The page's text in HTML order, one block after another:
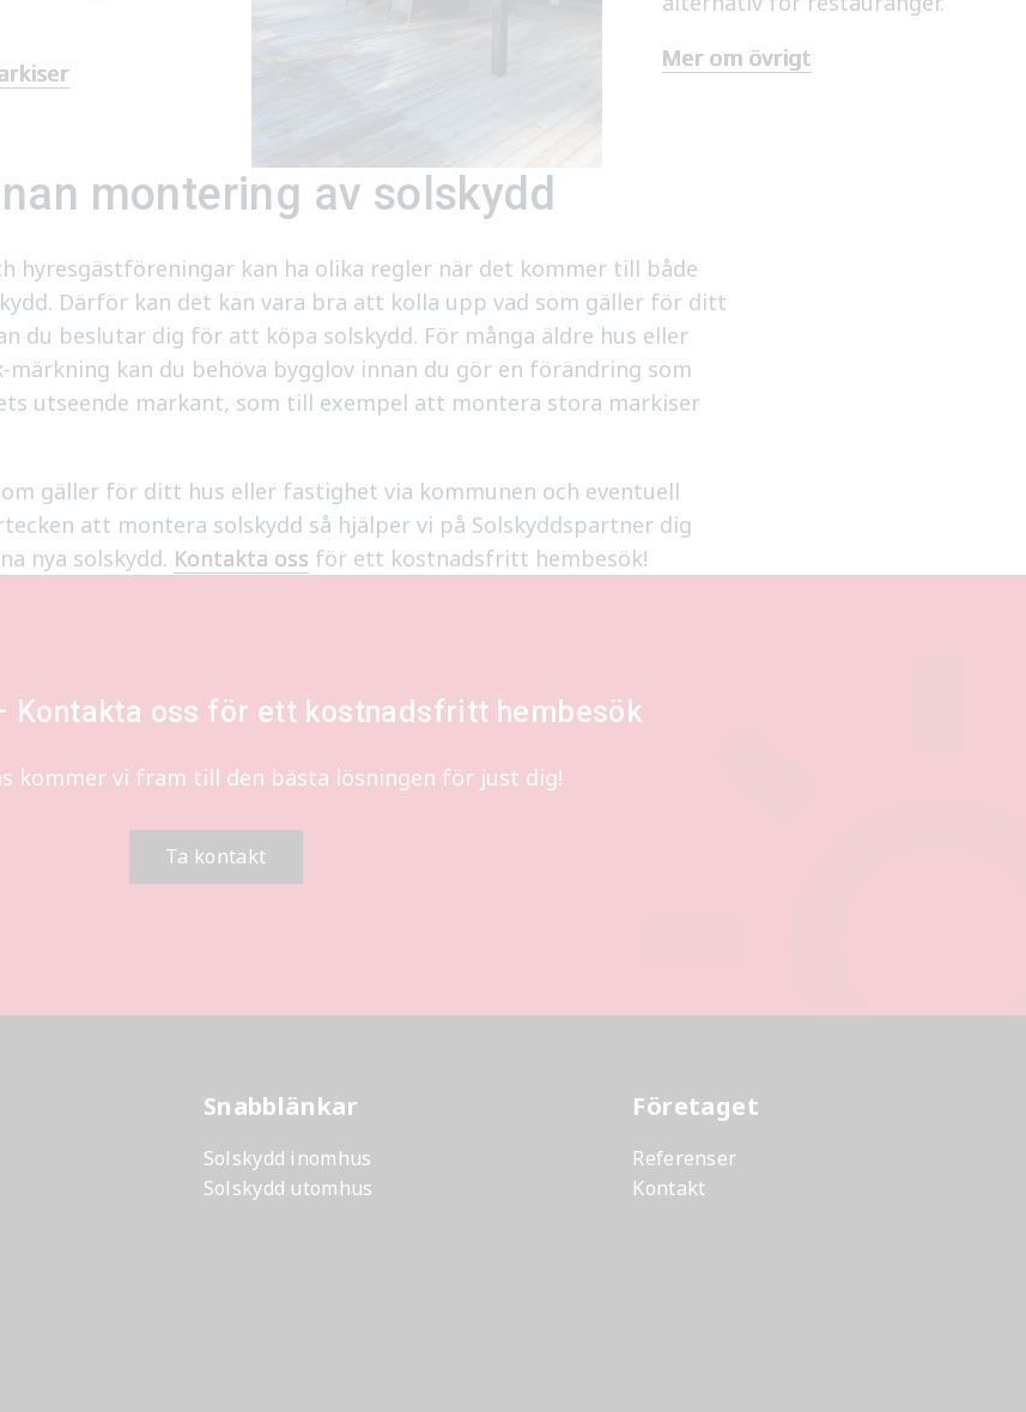
Mer om övrigt
montering av solskydd
hyresgästföreningar kan ha olika regler när det kommer till både
Därför kan det kan vara bra att kolla upp vad som gäller för ditt
du beslutar dig för att köpa solskydd. För många äldre hus eller
märkning kan du behöva bygglov innan du gör en förändring som
utseende markant, som till exempel att montera stora markiser
gäller för ditt hus eller fastighet via kommunen och eventuell
att montera solskydd så hjälper vi på Solskyddspartner dig
nya solskydd. Kontakta oss för ett kostnadsfritt hembesök!
Kontakta oss för ett kostnadsfritt hembesök
kommer vi fram till den bästa lösningen för just dig!
Ta kontakt
Snabblänkar
Solskydd inomhus
Solskydd utomhus
Företaget
Referenser
Kontakt